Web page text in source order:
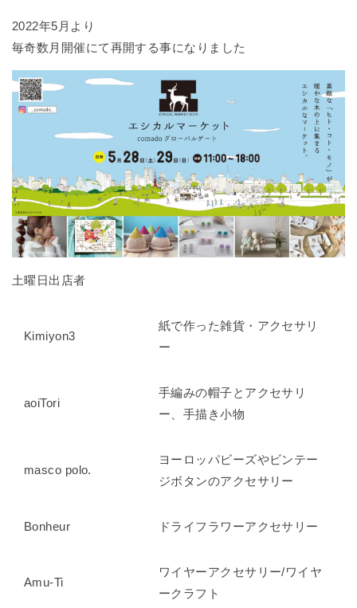
2022年5月より
毎奇数月開催にて再開する事になりました
土曜日出店者
Kimiyon3
紙で作った雑貨・アクセサリ
ー
aoiTori
手編みの帽子とアクセサリ
ー、手描き小物
masco polo.
ヨーロッパビーズやビンテー
ジボタンのアクセサリー
Bonheur ドライフラワーアクセサリー
Amu-Ti
ワイヤーアクセサリー/ワイヤ
ークラフト